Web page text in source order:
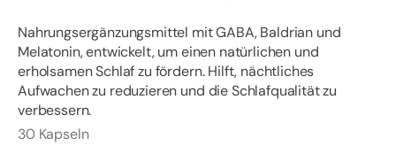
Nahrungsergänzungsmittel mit GABA, Baldrian und
Melatonin, entwickelt, um einen natürlichen und
erholsamen Schlaf zu fördern. Hilft, nächtliches
Aufwachen zu reduzieren und die Schlafqualität zu
verbessern.
30 Kapseln